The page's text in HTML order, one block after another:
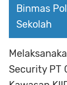
Binmas
Sekolah
Security PT